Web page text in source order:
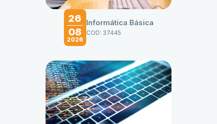
26
08
2026
Informática Básica
COD: 37445